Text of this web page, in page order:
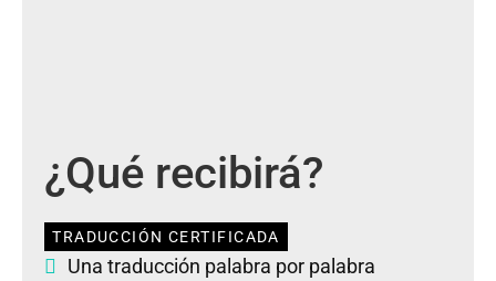
¿Qué recibirá?
TRADUCCIÓN CERTIFICADA
Una traducción palabra por palabra